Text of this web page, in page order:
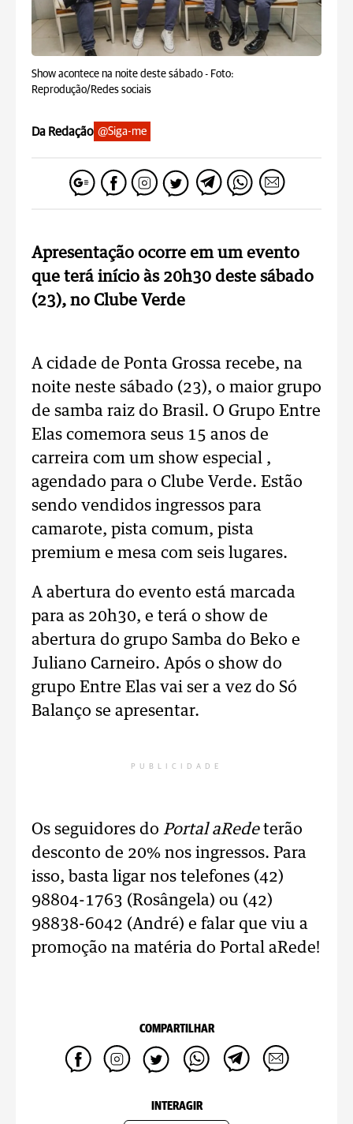
Show acontece na noite deste sábado - Foto:
Reprodução/Redes sociais
Da Redação @Siga-me
Apresentação ocorre em um evento
que terá início às 20h30 deste sábado
(23), no Clube Verde
A cidade de Ponta Grossa recebe, na
noite neste sábado (23), o maior grupo
de samba raiz do Brasil. O Grupo Entre
Elas comemora seus 15 anos de
carreira com um show especial ,
agendado para o Clube Verde. Estão
sendo vendidos ingressos para
camarote, pista comum, pista
premium e mesa com seis lugares.
A abertura do evento está marcada
para as 20h30, e terá o show de
abertura do grupo Samba do Beko e
Juliano Carneiro. Após o show do
grupo Entre Elas vai ser a vez do Só
Balanço se apresentar.
PUBLICIDADE
Os seguidores do Portal aRede terão
desconto de 20% nos ingressos. Para
isso, basta ligar nos telefones (42)
98804-1763 (Rosângela) ou (42)
98838-6042 (André) e falar que viu a
promoção na matéria do Portal aRede!
COMPARTILHAR
INTERAGIR